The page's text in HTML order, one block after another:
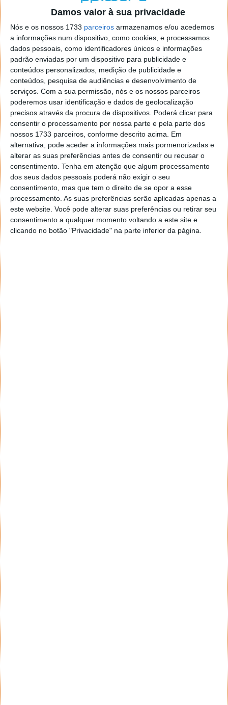
Damos valor à sua privacidade
Nós e os nossos 1733 parceiros armazenamos e/ou acedemos
a informações num dispositivo, como cookies, e processamos
dados pessoais, como identificadores únicos e informações
padrão enviadas por um dispositivo para publicidade e
conteúdos personalizados, medição de publicidade e
conteúdos, pesquisa de audiências e desenvolvimento de
serviços. Com a sua permissão, nós e os nossos parceiros
poderemos usar identificação e dados de geolocalização
precisos através da procura de dispositivos. Poderá clicar para
consentir o processamento por nossa parte e pela parte dos
nossos 1733 parceiros, conforme descrito acima. Em
alternativa, pode aceder a informações mais pormenorizadas e
alterar as suas preferências antes de consentir ou recusar o
consentimento. Tenha em atenção que algum processamento
dos seus dados pessoais poderá não exigir o seu
consentimento, mas que tem o direito de se opor a esse
processamento. As suas preferências serão aplicadas apenas a
este website. Você pode alterar suas preferências ou retirar seu
consentimento a qualquer momento voltando a este site e
clicando no botão "Privacidade" na parte inferior da página.